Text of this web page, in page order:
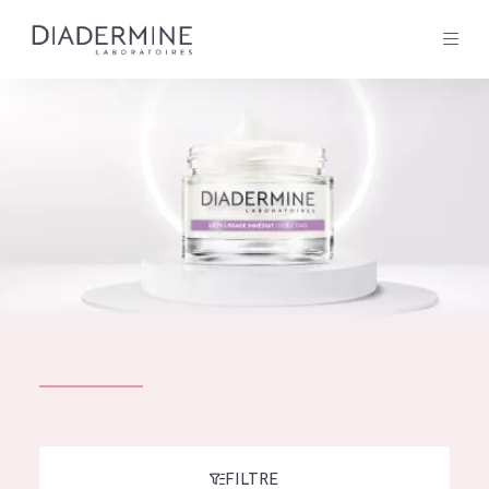
SOLUTIONS POUR LA PEAU
TOUS LES PRODUIT
Conseils Beauté
FILTRE